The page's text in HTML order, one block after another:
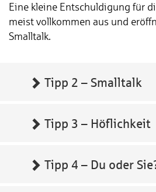
Eine kleine Entschuldigung für
meist vollkommen aus und
Smalltalk.
Tipp 2 – Smalltalk
Tipp 3 – Höflichkeit
Tipp 4 – Du oder